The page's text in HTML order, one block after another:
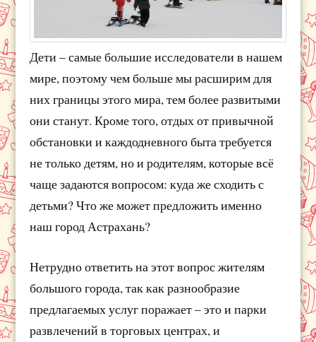
Дети – самые большие исследователи в нашем
мире, поэтому чем больше мы расширим для
них границы этого мира, тем более развитыми
они станут. Кроме того, отдых от привычной
обстановки и каждодневного быта требуется
не только детям, но и родителям, которые всё
чаще задаются вопросом: куда же сходить с
детьми? Что же может предложить именно
наш город Астрахань?
Нетрудно ответить на этот вопрос жителям
большого города, так как разнообразие
предлагаемых услуг поражает – это и парки
развлечений в торговых центрах, и